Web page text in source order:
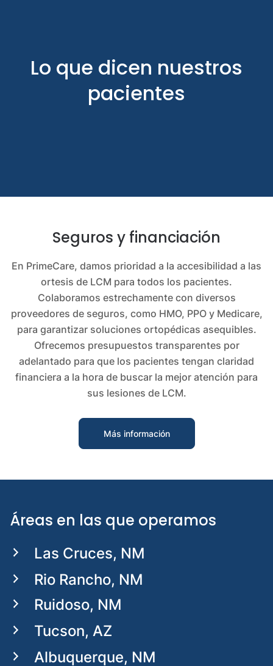
Lo que dicen nuestros
pacientes
Seguros y financiación
En PrimeCare, damos prioridad a la accesibilidad a las
ortesis de LCM para todos los pacientes.
Colaboramos estrechamente con diversos
proveedores de seguros, como HMO, PPO y Medicare,
para garantizar soluciones ortopédicas asequibles.
Ofrecemos presupuestos transparentes por
adelantado para que los pacientes tengan claridad
financiera a la hora de buscar la mejor atención para
sus lesiones de LCM.
Más información
Áreas en las que operamos
Las Cruces, NM
Rio Rancho, NM
Ruidoso, NM
Tucson, AZ
Albuquerque, NM